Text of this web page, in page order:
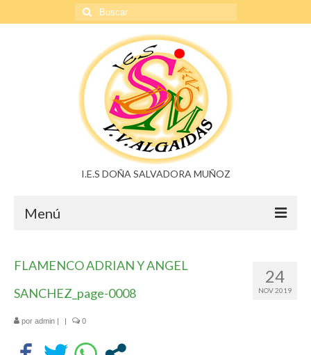
Buscar
por:
I.E.S DOÑA SALVADORA MUÑOZ
Menú
24
NOV 2019
FLAMENCO ADRIAN Y ANGEL
SANCHEZ_page-0008
por admin | | 0